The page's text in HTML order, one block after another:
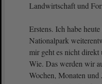
Landwirtschaft und
Erstens. Ich habe
Nationalpark
mir geht es nicht direkt
Wie. Das werden wir
Wochen, Monaten und